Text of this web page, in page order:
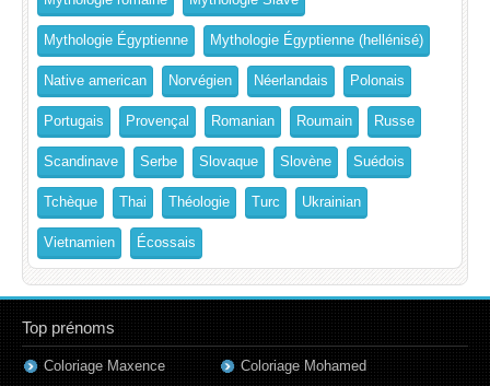
Mythologie Égyptienne Mythologie Égyptienne (hellénisé)
Native american Norvégien Néerlandais Polonais
Portugais Provençal Romanian Roumain Russe
Scandinave Serbe Slovaque Slovène Suédois
Tchèque Thai Théologie Turc Ukrainian
Vietnamien Écossais
Top prénoms
Coloriage Maxence
Coloriage Mohamed